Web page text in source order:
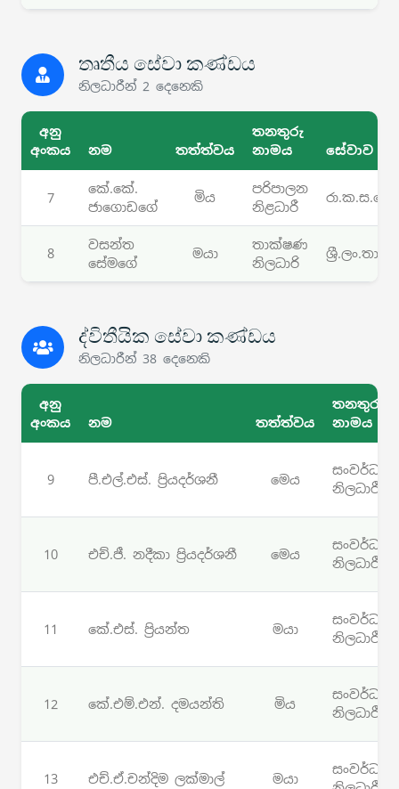
තෘතීය සේවා කණ්ඩය
නිලධාරීන් 2 දෙනෙකි
අනු
අංකය
නම තත්ත්වය
තනතුරු
නාමය
සේවාව
7
කේ.කේ.
ජාගොඩගේ
මිය
පරිපාලන
නිළධාරී
රා.ක.ස.සේ.
8
වසන්ත
සේමගේ
මයා
තාක්ෂණ
නිලධාරි
ද්විතීයික සේවා කණ්ඩය
නිලධාරීන් 38 දෙනෙකි
අනු
අංකය
නම තත්ත්වය
තනතුරු
නාමය
9 පී.එල්.එස්. ප්‍රියදර්ශනී මෙය
සංවර්ධන
නිලධාරී
10 එච්.ජී. නදීකා ප්‍රියදර්ශනී මෙය
සංවර්ධන
නිලධාරී
11 කේ.එස්. ප්‍රියන්ත මයා
සංවර්ධන
නිලධාරී
12 කේ.එම්.එන්. දමයන්ති මිය
සංවර්ධන
නිලධාරී
13 එච්.ඒ.චන්දිම ලක්මාල් මයා
සංවර්ධන